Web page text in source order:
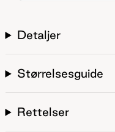
Detaljer
Størrelsesguide
Rettelser